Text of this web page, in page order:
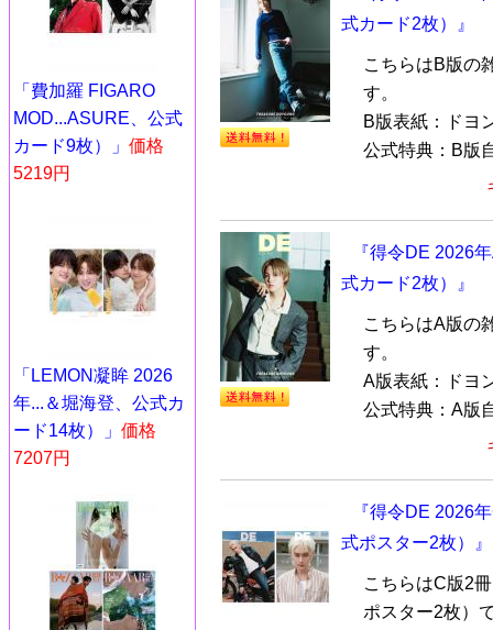
「費加羅 FIGARO
MOD...ASURE、公式
カード9枚）」 価格
5219円
「LEMON凝眸 2026
年...＆堀海登、公式カ
ード14枚）」 価格
7207円
式カード2枚）』
こちらはB版の
す。
B版表紙：ドヨ
公式特典：B版
『得令DE 2026
式カード2枚）』
こちらはA版の
す。
A版表紙：ドヨ
公式特典：A版
『得令DE 2026
式ポスター2枚）』
こちらはC版2
ポスター2枚）